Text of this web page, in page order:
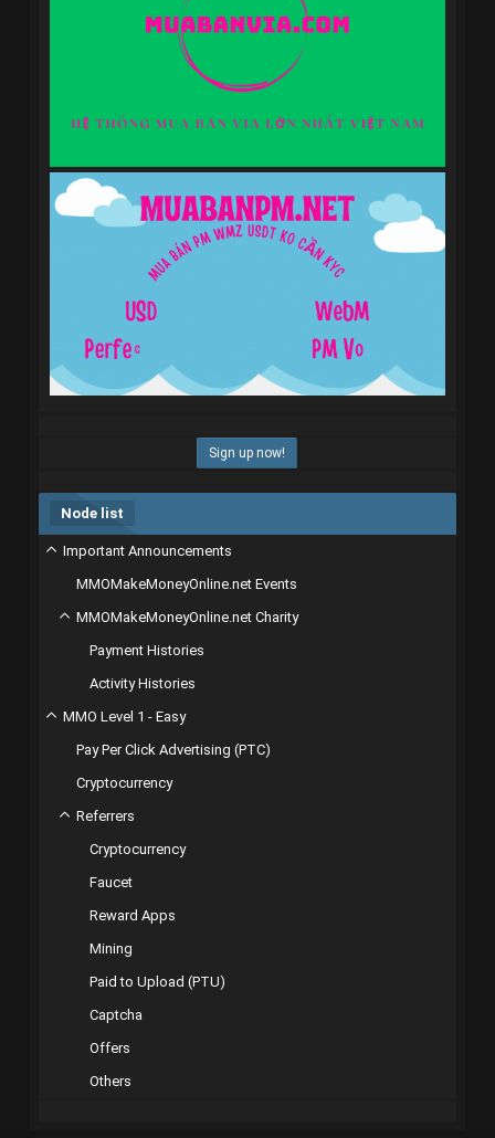
Sign up now!
Node list
Important Announcements
MMOMakeMoneyOnline.net Events
MMOMakeMoneyOnline.net Charity
Payment Histories
Activity Histories
MMO Level 1 - Easy
Pay Per Click Advertising (PTC)
Cryptocurrency
Referrers
Cryptocurrency
Faucet
Reward Apps
Mining
Paid to Upload (PTU)
Captcha
Offers
Others